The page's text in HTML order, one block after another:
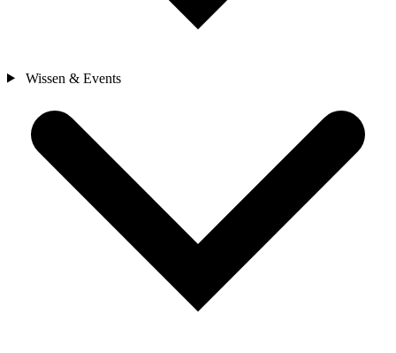
Wissen & Events